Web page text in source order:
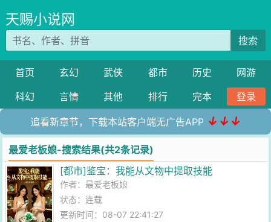
天赐小说网
搜索
首页 玄幻 武侠 都市 历史
网游
科幻
言情 其他 排行 完本 登录
追看新章节，下载本站客户端无广告APP ↓↓↓
最爱老板娘-搜索结果(共2条记录)
[都市]鉴宝：我能从文物中提取技能
作者：最爱老板娘
状态：连载
更新时间：08-07 22:41:27